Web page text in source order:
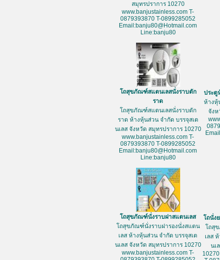
สมุทรปราการ 10270
www.banjustainless.com T-
0879393870 T-0899285052
Email:banju80@Hotmail.com
Line:banju80
โถสุขภัณฑ์สแตนเลสนั่งราบตัก
ราด
โถสุขภัณฑ์สแตนเลสนั่งราบตัก
ราด ห้างหุ้นส่วน จำกัด บรรจุสเต
นเลส จังหวัด สมุทรปราการ 10270
www.banjustainless.com T-
0879393870 T-0899285052
Email:banju80@Hotmail.com
Line:banju80
ประตู
ห้างหุ้
จังห
โถสุขภัณฑ์นั่งราบฝาสแตนเลส
โถสุขภัณฑ์นั่งราบฝารองนั่งสแตน
เลส ห้างหุ้นส่วน จำกัด บรรจุสเต
นเลส จังหวัด สมุทรปราการ 10270
www.banjustainless.com T-
โถนั่ง
โถสุ
เลส
นเ